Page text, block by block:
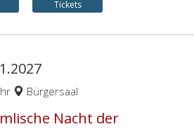
Tickets
Bürgersaal
Nacht der